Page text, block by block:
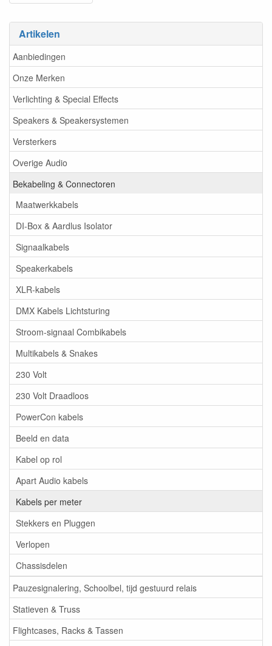
Artikelen
Aanbiedingen
Onze Merken
Verlichting & Special Effects
Speakers & Speakersystemen
Versterkers
Overige Audio
Bekabeling & Connectoren
Maatwerkkabels
DI-Box & Aardlus Isolator
Signaalkabels
Speakerkabels
XLR-kabels
DMX Kabels Lichtsturing
Stroom-signaal Combikabels
Multikabels & Snakes
230 Volt
230 Volt Draadloos
PowerCon kabels
Beeld en data
Kabel op rol
Apart Audio kabels
Kabels per meter
Stekkers en Pluggen
Verlopen
Chassisdelen
Pauzesignalering, Schoolbel, tijd gestuurd relais
Statieven & Truss
Flightcases, Racks & Tassen